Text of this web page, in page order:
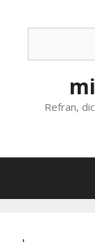
Refran,